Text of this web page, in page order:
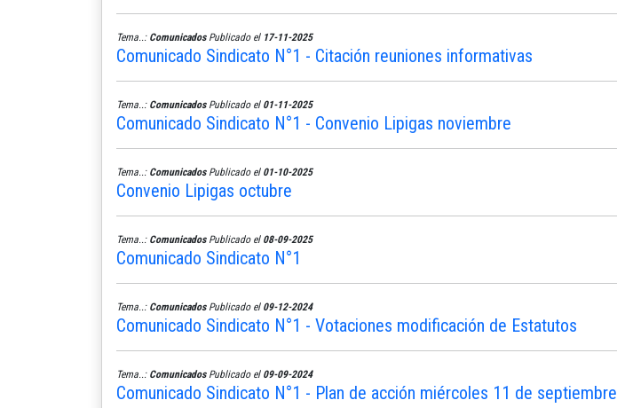
Tema..: ComunicadosPublicado el 17-11-2025
Comunicado Sindicato N°1 - Citación reuniones informativas
Tema..: ComunicadosPublicado el 01-11-2025
Comunicado Sindicato N°1 - Convenio Lipigas noviembre
Tema..: ComunicadosPublicado el 01-10-2025
Convenio Lipigas octubre
Tema..: ComunicadosPublicado el 08-09-2025
Comunicado Sindicato N°1
Tema..: ComunicadosPublicado el 09-12-2024
Comunicado Sindicato N°1 - Votaciones modificación de Estatutos
Tema..: ComunicadosPublicado el 09-09-2024
Comunicado Sindicato N°1 - Plan de acción miércoles 11 de septiembre